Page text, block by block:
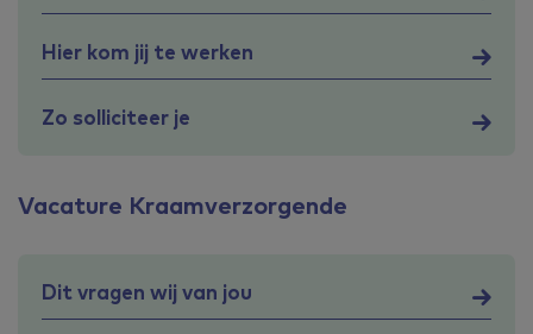
Hier kom jij te werken
Zo solliciteer je
Vacature Kraamverzorgende
Dit vragen wij van jou